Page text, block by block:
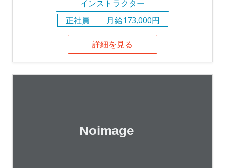
インストラクター
正社員
月給173,000円
詳細を見る